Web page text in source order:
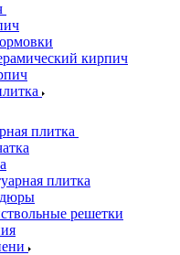
кирпич
плитка
плитка
решетки